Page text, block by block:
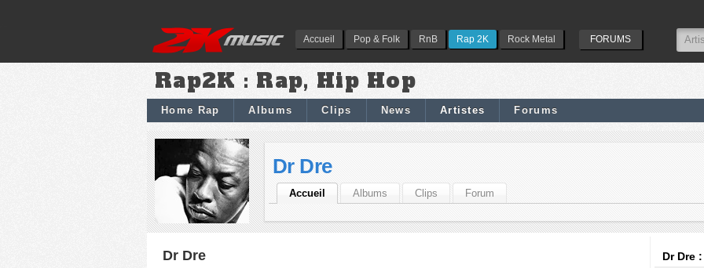
Accueil Pop & Folk RnB Rap 2K Rock Metal FORUMS
Rap2K : Rap, Hip Hop
Home Rap Albums Clips News Artistes Forums
Dr Dre
Accueil Albums Clips Forum
Dr Dre Dr Dre